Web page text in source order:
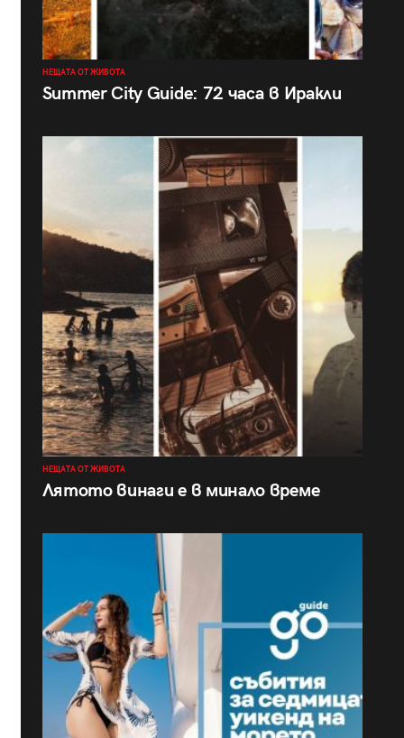
НЕЩАТА ОТ ЖИВОТА
Summer City Guide: 72 часа в Иракли
НЕЩАТА ОТ ЖИВОТА
Лятото винаги е в минало време